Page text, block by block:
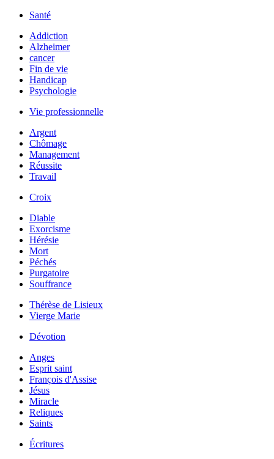
Santé
Addiction
Alzheimer
cancer
Fin de vie
Handicap
Psychologie
Vie professionnelle
Argent
Chômage
Management
Réussite
Travail
Croix
Diable
Exorcisme
Hérésie
Mort
Péchés
Purgatoire
Souffrance
Thérèse de Lisieux
Vierge Marie
Dévotion
Anges
Esprit saint
François d'Assise
Jésus
Miracle
Reliques
Saints
Écritures